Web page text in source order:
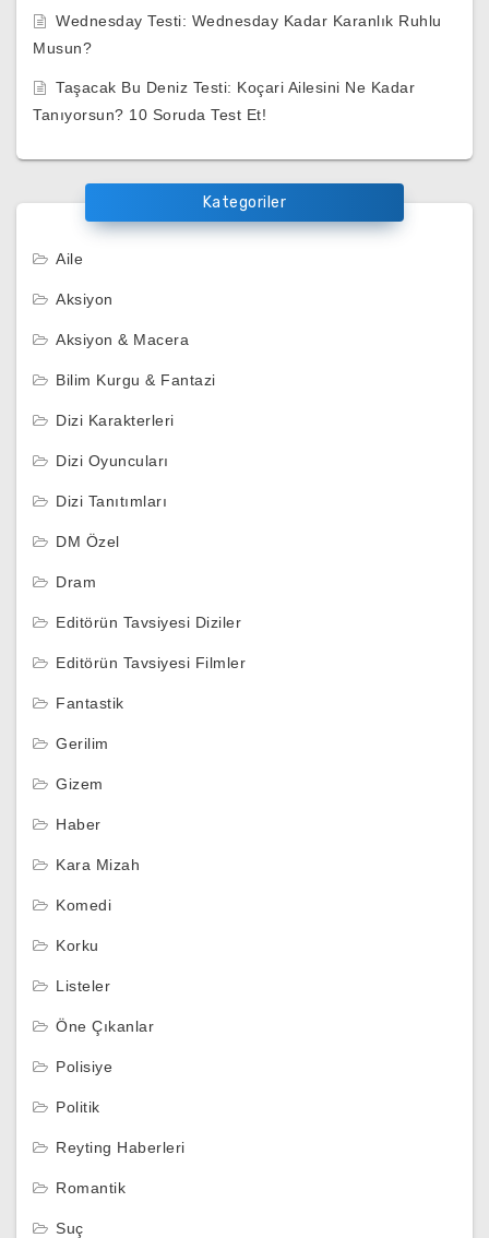
Wednesday Testi: Wednesday Kadar Karanlık Ruhlu
Musun?
Taşacak Bu Deniz Testi: Koçari Ailesini Ne Kadar
Tanıyorsun? 10 Soruda Test Et!
Kategoriler
Aile
Aksiyon
Aksiyon & Macera
Bilim Kurgu & Fantazi
Dizi Karakterleri
Dizi Oyuncuları
Dizi Tanıtımları
DM Özel
Dram
Editörün Tavsiyesi Diziler
Editörün Tavsiyesi Filmler
Fantastik
Gerilim
Gizem
Haber
Kara Mizah
Komedi
Korku
Listeler
Öne Çıkanlar
Polisiye
Politik
Reyting Haberleri
Romantik
Suç